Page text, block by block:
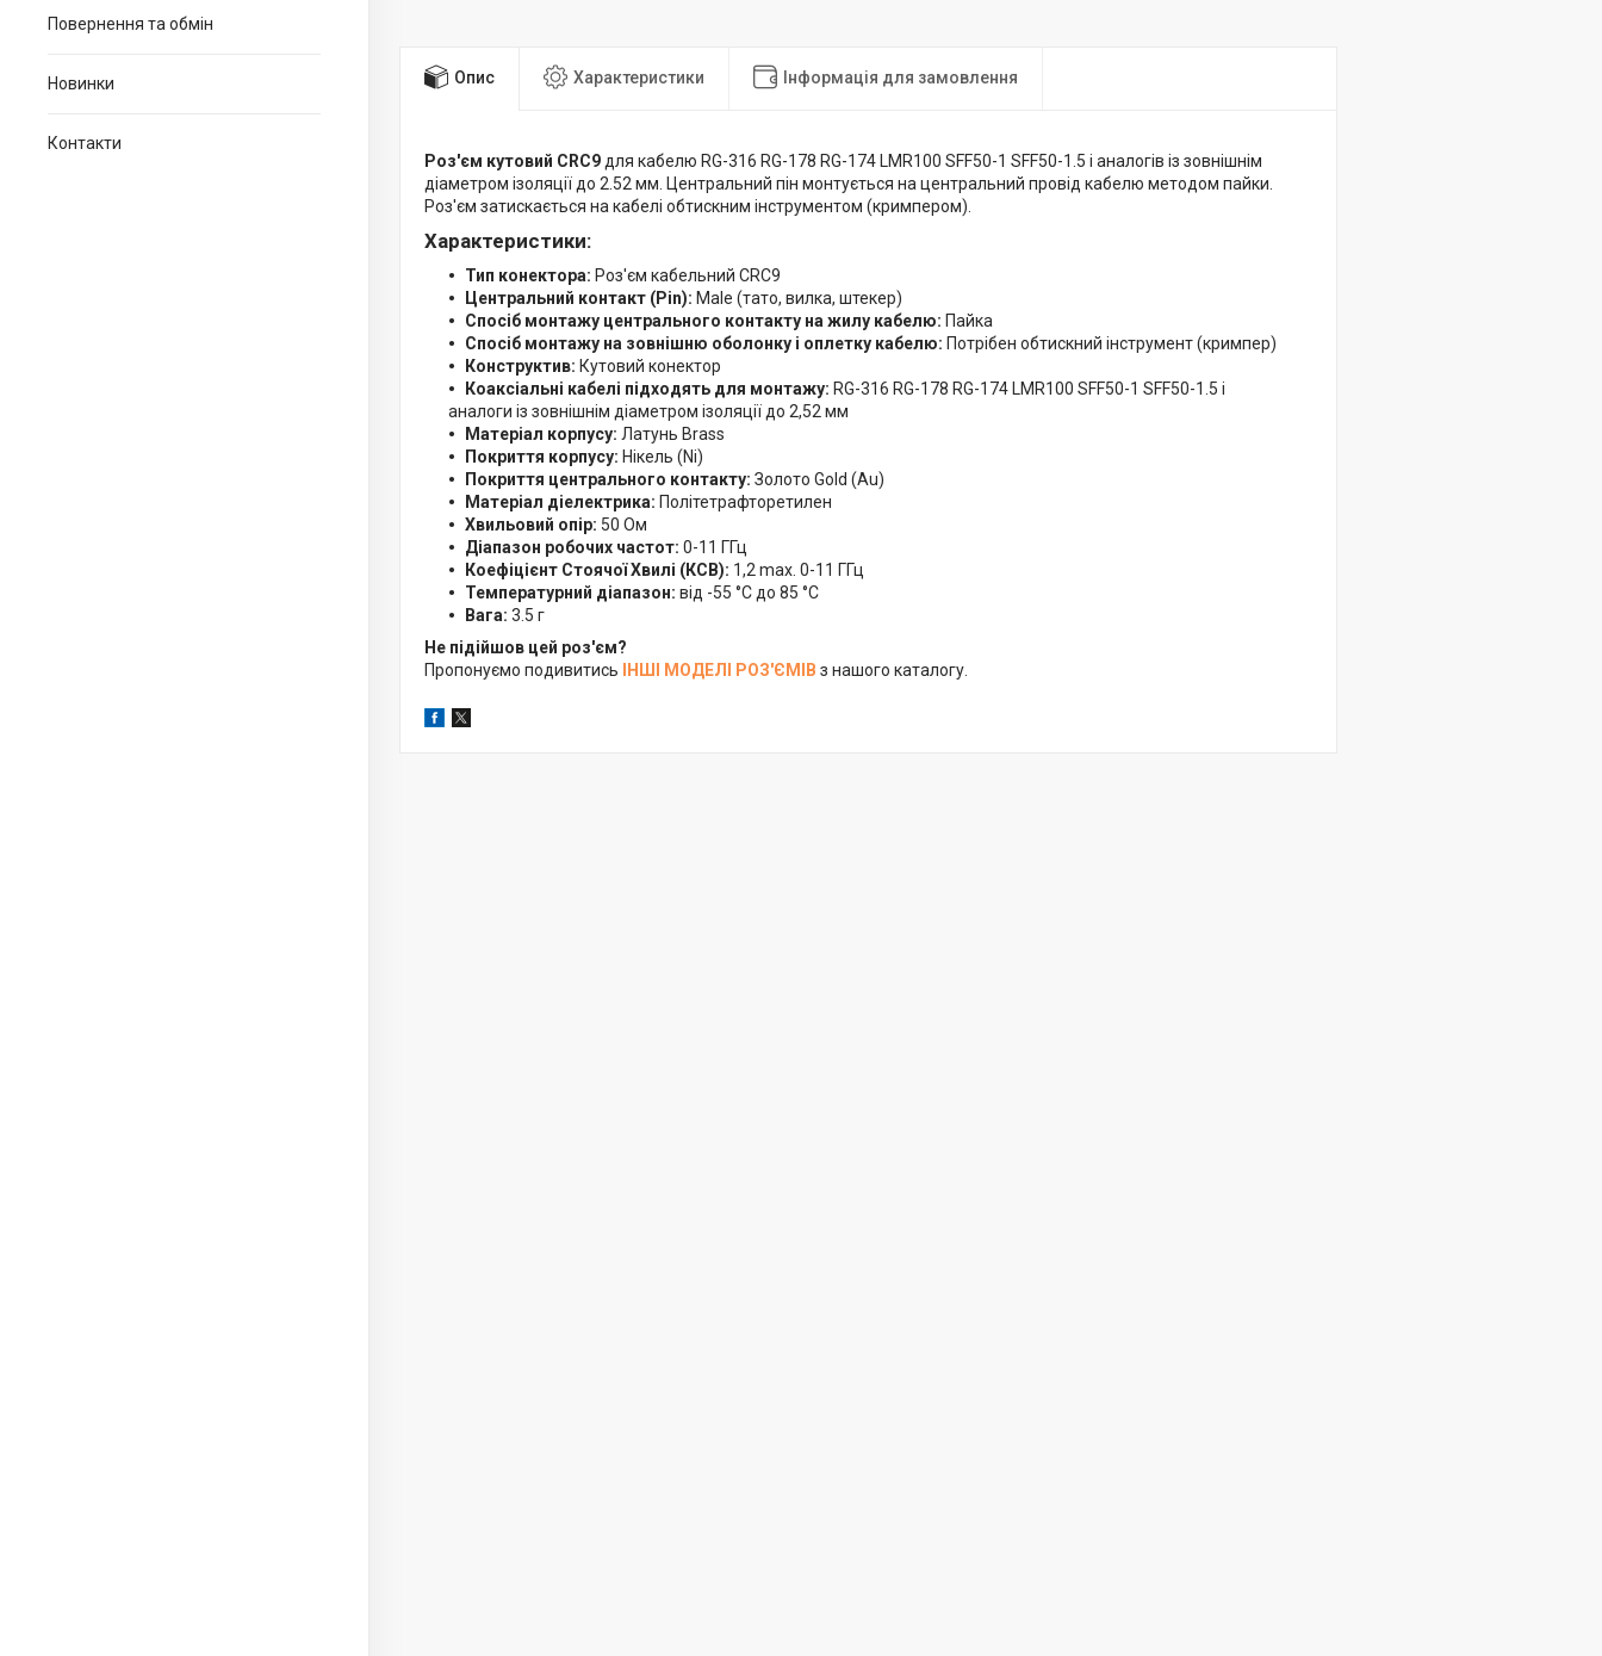
Повернення та обмін
Новинки
Контакти
Опис Характеристики Інформація для замовлення
Роз'єм кутовий CRC9 для кабелю RG-316 RG-178 RG-174 LMR100 SFF50-1 SFF50-1.5 і аналогів із зовнішнім
діаметром ізоляції до 2.52 мм. Центральний пін монтується на центральний провід кабелю методом пайки.
Роз'єм затискається на кабелі обтискним інструментом (кримпером).
Характеристики:
Тип конектора: Роз'єм кабельний CRC9
Центральний контакт (Pin): Male (тато, вилка, штекер)
Спосіб монтажу центрального контакту на жилу кабелю: Пайка
Спосіб монтажу на зовнішню оболонку і оплетку кабелю: Потрібен обтискний інструмент (кримпер)
Конструктив: Кутовий конектор
Коаксіальні кабелі підходять для монтажу: RG-316 RG-178 RG-174 LMR100 SFF50-1 SFF50-1.5 і
аналоги із зовнішнім діаметром ізоляції до 2,52 мм
Матеріал корпусу: Латунь Brass
Покриття корпусу: Нікель (Ni)
Покриття центрального контакту: Золото Gold (Au)
Матеріал діелектрика: Політетрафторетилен
Хвильовий опір: 50 Ом
Діапазон робочих частот: 0-11 ГГц
Коефіцієнт Стоячої Хвилі (КСВ): 1,2 max. 0-11 ГГц
Температурний діапазон: від -55 °C до 85 °C
Вага: 3.5 г
Не підійшов цей роз'єм?
Пропонуємо подивитись
ІНШІ МОДЕЛІ РОЗ'ЄМІВ з нашого каталогу.